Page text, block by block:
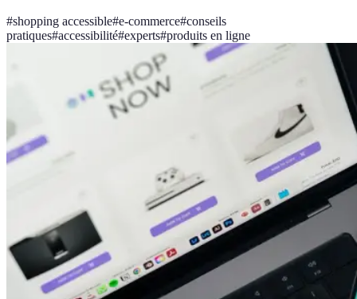
#shopping accessible#e-commerce#conseils
pratiques#accessibilité#experts#produits en ligne